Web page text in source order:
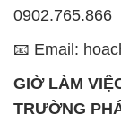
0902.765.866
📧 Email:
GIỜ LÀM
TRƯỜNG